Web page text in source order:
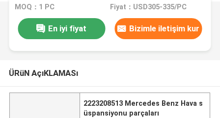
MOQ：1 PC Fiyat：USD305-335/PC
En iyi fiyat Bizimle iletişim kur
ÜRüN AçıKLAMASı
2223208513 Mercedes Benz Hava s
üspansiyonu parçaları